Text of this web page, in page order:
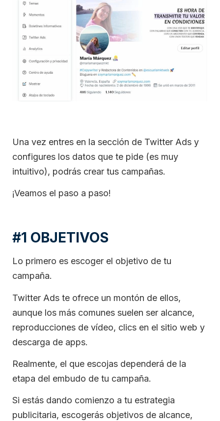
Una vez entres en la sección de Twitter Ads y
configures los datos que te pide (es muy
intuitivo), podrás crear tus campañas.
¡Veamos el paso a paso!
#1 OBJETIVOS
Lo primero es escoger el objetivo de tu
campaña.
Twitter Ads te ofrece un montón de ellos,
aunque los más comunes suelen ser alcance,
reproducciones de vídeo, clics en el sitio web y
descarga de apps.
Realmente, el que escojas dependerá de la
etapa del embudo de tu campaña.
Si estás dando comienzo a tu estrategia
publicitaria, escogerás objetivos de alcance,